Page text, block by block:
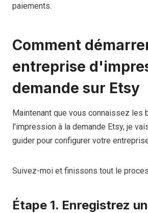
paiements.
Comment
entreprise
demande sur Etsy
Maintenant que vous connaissez les
l'impression à la demande Etsy, je
guider pour configurer votre
Suivez-moi et finissons tout le
Étape 1. Enregistrez